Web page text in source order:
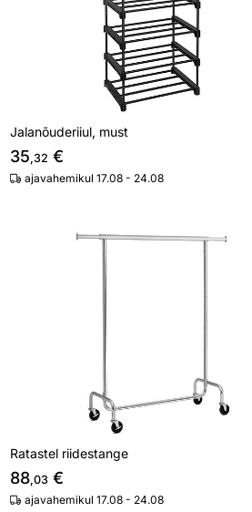
Jalanõuderiiul, must
35,32 €
ajavahemikul 17.08 - 24.08
Ratastel riidestange
Ratastel riidestange
88,03 €
ajavahemikul 17.08 - 24.08